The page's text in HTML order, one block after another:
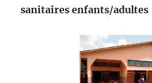
sanitaires enfants/adultes